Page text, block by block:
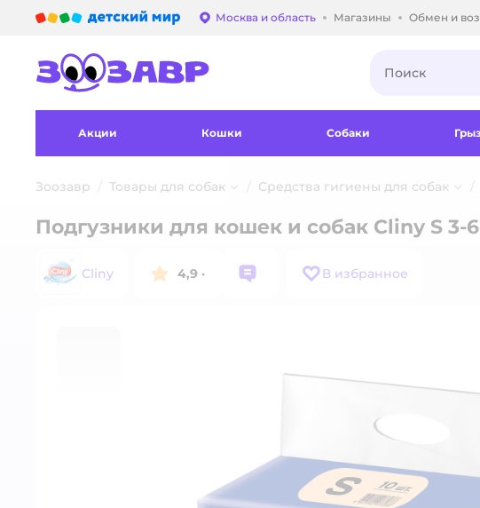
Выбор адреса доставки.
Москва и область Магазины Обмен и
Акции Кошки Собаки
Зоозавр Товары для собак Средства гигиены для собак
Подгузники для кошек и собак Cliny S 3-
Cliny 4,9 · В избранное